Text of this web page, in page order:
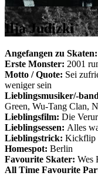
Ilja Judizki
Angefangen zu Skaten:
Erste Monster: 2001
Motto / Quote: Sei
weniger sein
Lieblingsmusiker/-
Green, Wu-Tang Clan,
Lieblingsfilm: Die
Lieblingsessen: Alles
Lieblingstrick: Kickflip
Homespot: Berlin
Favourite Skater: Wes
All Time Favourite